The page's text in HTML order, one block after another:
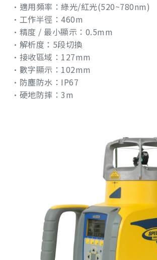
•適用頻率：綠光/紅光(520~780nm)
•工作半徑：460m
•精度 / 最小顯示：0.5mm
•解析度：5段切換
•接收區域：127mm
•數字顯示：102mm
•防塵防水：IP67
•硬地防摔：3m